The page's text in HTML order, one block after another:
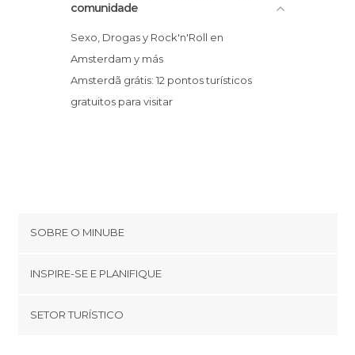
comunidade
Sexo, Drogas y Rock'n'Roll en
Amsterdam y más
Amsterdã grátis: 12 pontos turísticos
gratuitos para visitar
SOBRE O MINUBE
Términos e Condições
INSPIRE-SE E PLANIFIQUE
footer@item_discovertips_anchor
SETOR TURÍSTICO